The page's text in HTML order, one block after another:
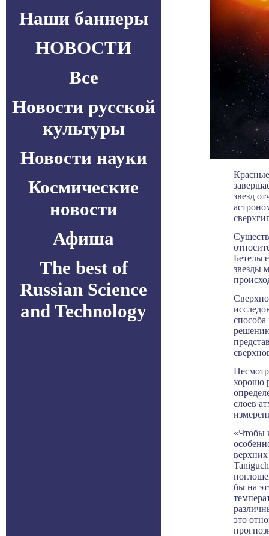
Наши баннеры
НОВОСТИ
Все
Новости русской
культуры
Новости науки
Космические
новости
Афиша
The best of
Russian Science
and Technology
звезд
звезды
хорошо
слоев
«Чтобы
верхних
бы на
это